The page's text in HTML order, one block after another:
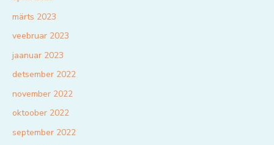
märts 2023
veebruar 2023
jaanuar 2023
detsember 2022
november 2022
oktoober 2022
september 2022